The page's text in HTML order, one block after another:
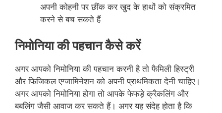
अपनी कोहनी पर छींक कर खुद के हाथों को संक्रमित
करने से बच सकते हैं
निमोनिया की पहचान कैसे करें
अगर आपको निमोनिया की पहचान करनी है तो फैमिली हिस्ट्री
और फिजिकल एग्जामिनेशन को अपनी प्राथमिकता देनी चाहिए।
अगर आपको निमोनिया होगा तो आपके फेफड़े क्रैकलिंग और
बबलिंग जैसी आवाज कर सकते हैं। अगर यह संदेह होता है कि